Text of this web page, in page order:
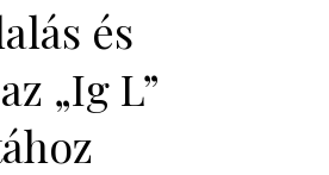
és
„Ig L”